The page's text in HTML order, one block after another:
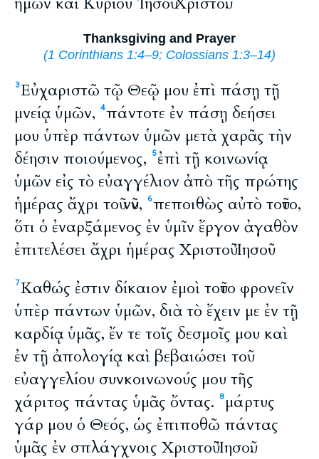
Thanksgiving and Prayer
(1 Corinthians 1:4–9; Colossians 1:3–14)
3Εὐχαριστῶ τῷ Θεῷ μου ἐπὶ πάσῃ τῇ
μνείᾳ ὑμῶν,
4πάντοτε ἐν πάσῃ δεήσει
μου ὑπὲρ πάντων ὑμῶν μετὰ χαρᾶς τὴν
δέησιν ποιούμενος,
5 ἐπὶ τῇ κοινωνίᾳ
ὑμῶν εἰς τὸ εὐαγγέλιον ἀπὸ τῆς πρώτης
ἡμέρας ἄχρι τοῦ νῦν,
6πεποιθὼς αὐτὸ τοῦτο,
ὅτι ὁ ἐναρξάμενος ἐν ὑμῖν ἔργον ἀγαθὸν
ἐπιτελέσει ἄχρι ἡμέρας Χριστοῦ Ἰησοῦ·
7Καθώς ἐστιν δίκαιον ἐμοὶ τοῦτο φρονεῖν
ὑπὲρ πάντων ὑμῶν, διὰ τὸ ἔχειν με ἐν τῇ
καρδίᾳ ὑμᾶς, ἔν τε τοῖς δεσμοῖς μου καὶ
ἐν τῇ ἀπολογίᾳ καὶ βεβαιώσει τοῦ
εὐαγγελίου συνκοινωνούς μου τῆς
χάριτος πάντας ὑμᾶς ὄντας.
8 μάρτυς
γάρ μου ὁ Θεός, ὡς ἐπιποθῶ πάντας
ὑμᾶς ἐν σπλάγχνοις Χριστοῦ Ἰησοῦ.